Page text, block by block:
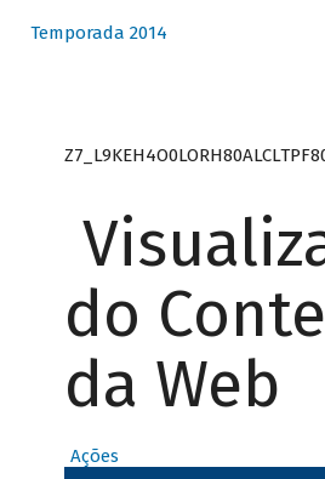
Temporada 2014
do
da Web
Ações